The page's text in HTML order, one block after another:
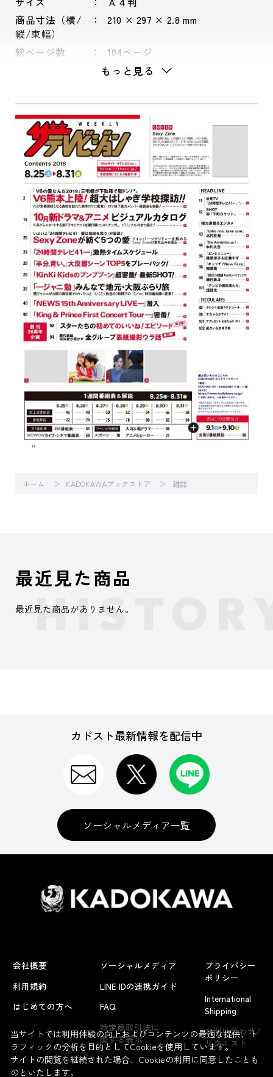
商品寸法（横/
縦/束幅）
210 × 297 × 2.8 mm
総ページ数 104ページ
もっと見る
ホーム KADOKAWAブックストア 雑誌
よくあるお問い合わせ
最近見た商品
最近見た商品がありません。
カドスト最新情報を配信中
ソーシャルメディア一覧
会社概要
利用規約
はじめての方へ
ソーシャルメディア
LINE IDの連携ガイド
FAQ
特定商取引法に
関する表示
プライバシー
ポリシー
International
Shipping
お問い合わせ/
リクエスト
当サイトでは利用体験の向上およびコンテンツの最適な提供、ト
ラフィックの分析を目的としてCookieを使用しています。
サイトの閲覧を継続された場合、Cookieの利用に同意したことも
のといたします。